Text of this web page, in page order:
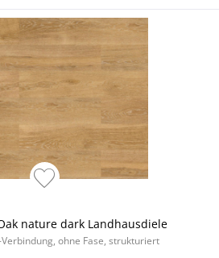
nature dark Landhausdiele
ohne Fase, strukturiert